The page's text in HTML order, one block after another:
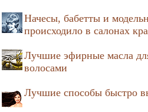
Начесы, бабетты и
происходило в салонах
Лучшие эфирные масла
волосами
Лучшие способы быстро